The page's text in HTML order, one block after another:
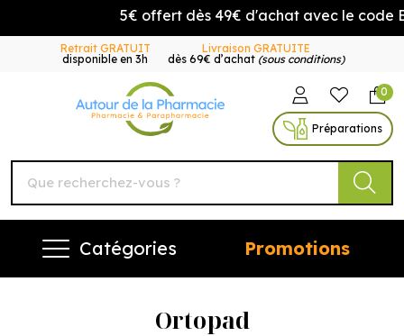
5€ offert dès 49€ d'achat avec le code
Retrait GRATUIT
disponible en 3h
Livraison GRATUITE
dès 69€ d’achat (sous conditions)
Autour de la Pharmacie
0
Préparations
Catégories Promotions
Ortopad